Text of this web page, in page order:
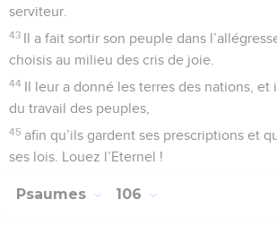
serviteur.
43 Il a fait sortir son peuple dans
choisis au milieu des cris de joie.
44 Il leur a donné les terres des nations, et
du travail des peuples,
45 afin qu’ils gardent ses prescriptions et
ses lois. Louez l’Eternel !
Psaumes 106